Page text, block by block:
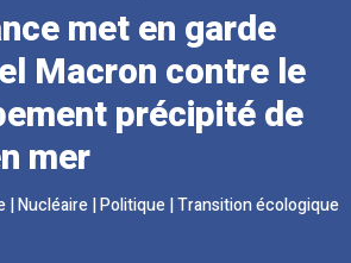
met en garde
Macron contre le
précipité de
mer
|Nucléaire|Politique|Transition écologique